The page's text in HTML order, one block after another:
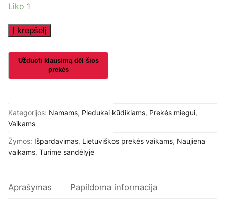
Liko 1
produkto
Vaikiškas
,,Miškas"
sandėlyje
Į krepšelį
Kategorijos: Namams, Pledukai kūdikiams, Prekės miegui,
Vaikams
Žymos: Išpardavimas, Lietuviškos prekės vaikams, Naujiena
vaikams, Turime sandėlyje
Aprašymas Papildoma informacija